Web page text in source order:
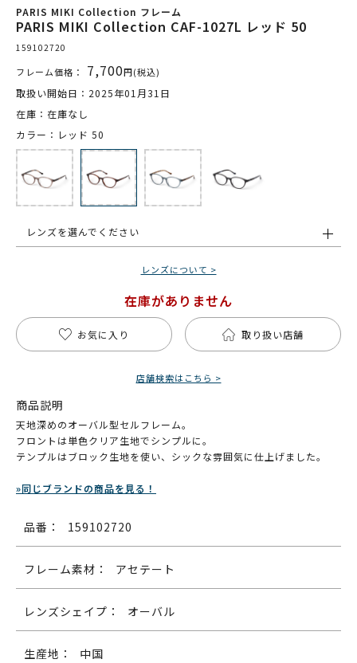
PARIS MIKI Collection フレーム
PARIS MIKI Collection CAF-1027L レッド 50
159102720
フレーム価格： 7,700円(税込)
取扱い開始日：2025年01月31日
在庫：在庫なし
カラー：レッド 50
レンズを選んでください
レンズについて >
在庫がありません
お気に入り 取り扱い店舗
店舗検索はこちら >
商品説明
天地深めのオーバル型セルフレーム。
フロントは単色クリア生地でシンプルに。
テンプルはブロック生地を使い、シックな雰囲気に仕上げました。
»同じブランドの商品を見る！
品番： 159102720
フレーム素材： アセテート
レンズシェイプ： オーバル
生産地： 中国